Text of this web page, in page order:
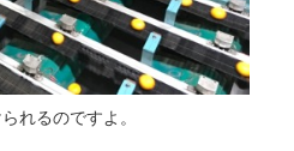
れるのですよ。